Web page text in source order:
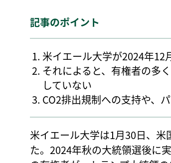
記事のポイント
米イエール大学が2024年12
それによると、有権者の多
していない
CO2排出規制への支持や、
米イエール大学は1月30日、
た。2024年秋の大統領選後に